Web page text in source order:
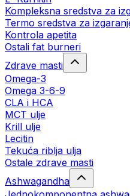
Kompleksna sredstva za
Termo sredstva za
Kontrola apetita
Ostali fat burneri
Zdrave masti
Omega-3
Omega 3-6-9
CLA i HCA
MCT ulje
Krill ulje
Lecitin
Tekuća riblja ulja
Ostale zdrave masti
Ashwagandha